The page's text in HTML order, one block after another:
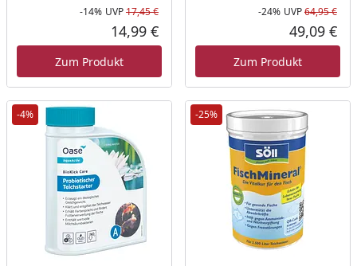
Rabatt in Prozent
-14%
Ursprünglicher Preis
UVP17,45 €
Aktueller Preis
14,99 €
Zum Produkt
-24% UVP64,95 €
49,09 €
Zum Produkt
-4% -25%